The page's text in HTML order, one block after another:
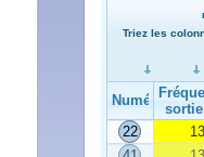
Triez les
Numéro
sortie
22